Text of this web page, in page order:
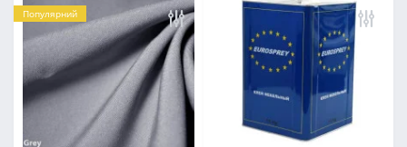
Популярний